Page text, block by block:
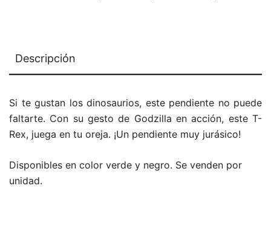
Descripción
Si te gustan los dinosaurios, este pendiente no puede
faltarte. Con su gesto de Godzilla en acción, este T-
Rex, juega en tu oreja. ¡Un pendiente muy jurásico!
Disponibles en color verde y negro. Se venden por
unidad.